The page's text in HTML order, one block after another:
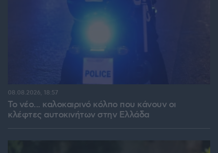
Το νέο... καλοκαιρινό κόλπο που κάνουν οι
κλέφτες αυτοκινήτων στην Ελλάδα
08.08.2026, 18:57